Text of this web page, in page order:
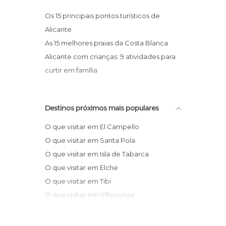
Sítios arqueológicos em Alicante
Teatros em Alicante
Os 15 principais pontos turísticos de
Alicante
As 15 melhores praias da Costa Blanca
Alicante com crianças: 9 atividades para
curtir em família
Destinos próximos mais populares
O que visitar em El Campello
O que visitar em Santa Pola
O que visitar em Isla de Tabarca
O que visitar em Elche
O que visitar em Tibi
O que visitar em Villajoyosa